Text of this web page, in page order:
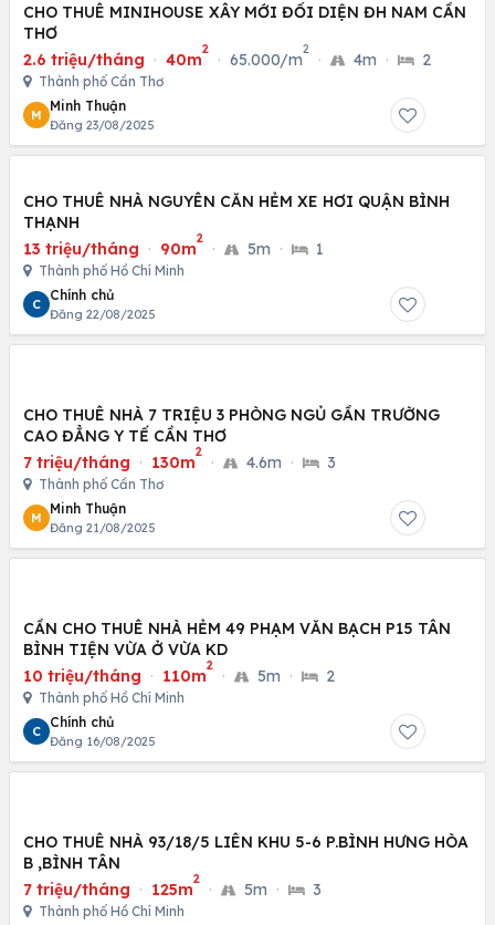
CHO THUÊ MINIHOUSE XÂY MỚI ĐỐI DIỆN ĐH NAM CẦN
THƠ
2.6 triệu/tháng · 40m
2
· 65.000/m
2
· 4m · 2
Thành phố Cần Thơ
M
Minh Thuận
Đăng 23/08/2025
CHO THUÊ NHÀ NGUYÊN CĂN HẺM XE HƠI QUẬN BÌNH
THẠNH
13 triệu/tháng · 90m
2
· 5m · 1
Thành phố Hồ Chí Minh
C
Chính chủ
Đăng 22/08/2025
CHO THUÊ NHÀ 7 TRIỆU 3 PHÒNG NGỦ GẦN TRƯỜNG
CAO ĐẲNG Y TẾ CẦN THƠ
7 triệu/tháng · 130m
2
· 4.6m · 3
Thành phố Cần Thơ
M
Minh Thuận
Đăng 21/08/2025
CẦN CHO THUÊ NHÀ HẺM 49 PHẠM VĂN BẠCH P15 TÂN
BÌNH TIỆN VỪA Ở VỪA KD
10 triệu/tháng · 110m
2
· 5m · 2
Thành phố Hồ Chí Minh
C
Chính chủ
Đăng 16/08/2025
CHO THUÊ NHÀ 93/18/5 LIÊN KHU 5-6 P.BÌNH HƯNG HÒA
B ,BÌNH TÂN
7 triệu/tháng · 125m
2
· 5m · 3
Thành phố Hồ Chí Minh